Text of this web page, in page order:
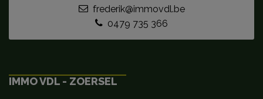
frederik@immovdl.be
0479 735 366
IMMO VDL - ZOERSEL